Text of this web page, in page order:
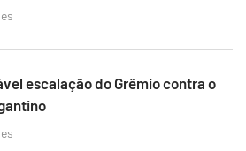
escalação do Grêmio contra o